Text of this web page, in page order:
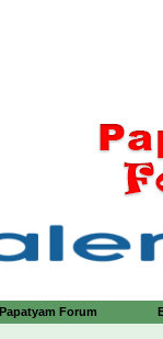
Papatyam Forum